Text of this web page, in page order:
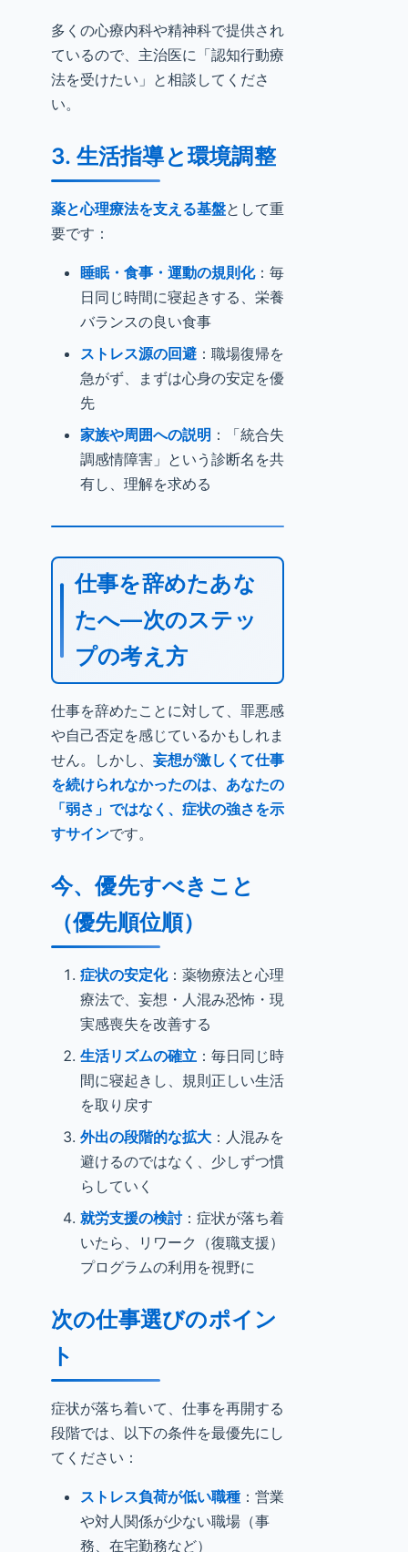
多くの心療内科や精神科で提供され
ているので、主治医に「認知行動療
法を受けたい」と相談してくださ
い。
3. 生活指導と環境調整
薬と心理療法を支える基盤として重
要です：
睡眠・食事・運動の規則化：毎
日同じ時間に寝起きする、栄養
バランスの良い食事
ストレス源の回避 ：職場復帰を
急がず、まずは心身の安定を優
先
家族や周囲への説明 ：「統合失
調感情障害」という診断名を共
有し、理解を求める
仕事を辞めたあな
たへ—次のステッ
プの考え方
仕事を辞めたことに対して、罪悪感
や自己否定を感じているかもしれま
せん。しかし、 妄想が激しくて仕事
を続けられなかったのは、あなたの
「弱さ」ではなく、症状の強さを示
すサインです。
今、優先すべきこと
（優先順位順）
症状の安定化：薬物療法と心理
療法で、妄想・人混み恐怖・現
実感喪失を改善する
生活リズムの確立 ：毎日同じ時
間に寝起きし、規則正しい生活
を取り戻す
外出の段階的な拡大 ：人混みを
避けるのではなく、少しずつ慣
らしていく
就労支援の検討：症状が落ち着
いたら、リワーク（復職支援）
プログラムの利用を視野に
次の仕事選びのポイン
ト
症状が落ち着いて、仕事を再開する
段階では、以下の条件を最優先にし
てください：
ストレス負荷が低い職種 ：営業
や対人関係が少ない職場（事
務、在宅勤務など）